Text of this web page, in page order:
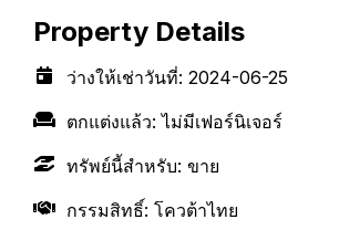
Property Details
ว่างให้เช่าวันที่: 2024-06-25
ตกแต่งแล้ว:ไม่มีเฟอร์นิเจอร์
ทรัพย์นี้สำหรับ: ขาย
กรรมสิทธิ์: โควต้าไทย